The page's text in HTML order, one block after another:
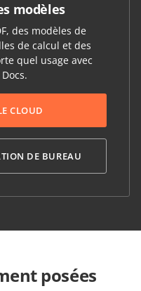
modèles
des modèles de
de calcul et des
quel usage avec
Docs.
CLOUD
DE BUREAU
posées